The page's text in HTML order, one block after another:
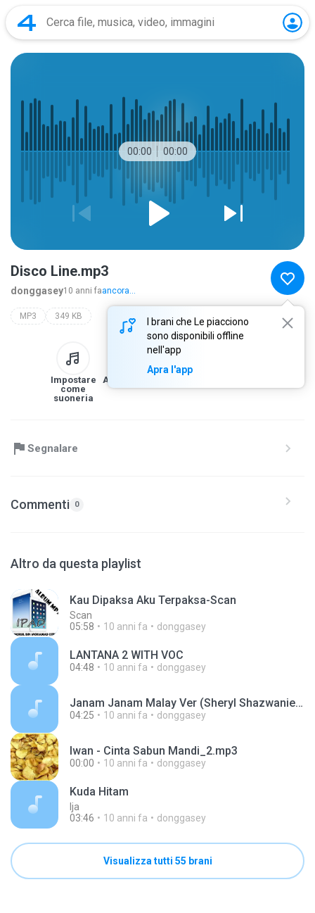
00:00 00:00
I brani che Le piacciono
sono disponibili offline
nell'app
Apra l'app
Disco Line.mp3
donggasey10 anni faancora...
MP3 349 KB
Impostare
come
suoneria
Alla libreria
Segnalare
Commenti 0
Altro da questa playlist
Kau Dipaksa Aku Terpaksa-Scan
Scan
05:58
10 anni fa donggasey
LANTANA 2 WITH VOC
04:48 10 anni fa donggasey
Janam Janam Malay Ver (Sheryl Shazwanie cover).mp3
04:25 10 anni fa donggasey
Iwan - Cinta Sabun Mandi_2.mp3
00:00 10 anni fa donggasey
Kuda Hitam
Ija
03:46
10 anni fa donggasey
Visualizza tutti 55 brani